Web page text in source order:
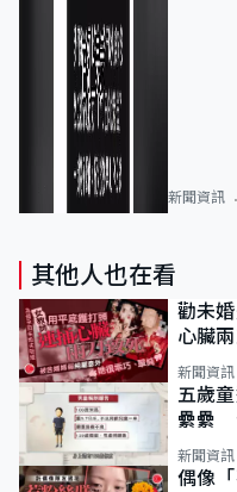
新聞資訊
其他人也在看
勸未
心臟
新聞資訊
五歲
纍纍
類案
新聞資訊
偶像